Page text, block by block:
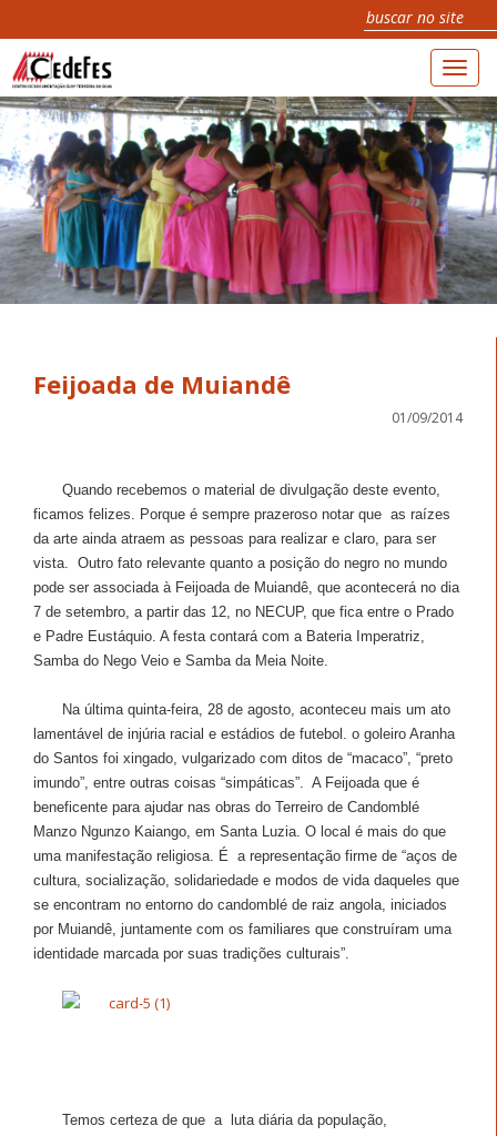
Feijoada de Muiandê
01/09/2014
Quando recebemos o material de divulgação deste evento,
ficamos felizes. Porque é sempre prazeroso notar que as raízes
da arte ainda atraem as pessoas para realizar e claro, para ser
vista. Outro fato relevante quanto a posição do negro no mundo
pode ser associada à Feijoada de Muiandê, que acontecerá no dia
7 de setembro, a partir das 12, no NECUP, que fica entre o Prado
e Padre Eustáquio. A festa contará com a Bateria Imperatriz,
Samba do Nego Veio e Samba da Meia Noite.
Na última quinta-feira, 28 de agosto, aconteceu mais um ato
lamentável de injúria racial e estádios de futebol. o goleiro Aranha
do Santos foi xingado, vulgarizado com ditos de “macaco”, “preto
imundo”, entre outras coisas “simpáticas”. A Feijoada que é
beneficente para ajudar nas obras do Terreiro de Candomblé
Manzo Ngunzo Kaiango, em Santa Luzia. O local é mais do que
uma manifestação religiosa. É a representação firme de “aços de
cultura, socialização, solidariedade e modos de vida daqueles que
se encontram no entorno do candomblé de raiz angola, iniciados
por Muiandê, juntamente com os familiares que construíram uma
identidade marcada por suas tradições culturais”.
Temos certeza de que a luta diária da população,